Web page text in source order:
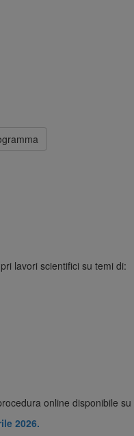
lavori scientifici su temi di:
online disponibile su
2026.